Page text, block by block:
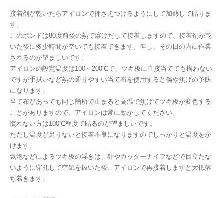
接着剤が乾いたらアイロンで押さえつけるようにして加熱して貼りま
す。
このボンドは80度前後の熱で溶けだして接着しますので、接着剤が乾
いた後に多少時間が空いても接着できます。但し、その日の内に作業
されるのが望ましいです。
アイロンの設定温度は100～200℃で、ツキ板に直接当てても構わない
ですが手拭いなど熱の通りやすい当て布を使用すると傷や焦げの予防
になります。
当て布があっても同じ箇所で止まると高温で焦げてツキ板が変色する
ことがありますので、アイロンは常に動かしてください。
慣れない方は100℃程度で貼るのが望ましいです。
ただし温度が足りないと接着不良になりますのでしっかりと温度をか
けます。
気泡などによるツキ板の浮きは、針やカッターナイフなどで目立たな
いように穿孔して空気を抜いた後、アイロンで再接着しますと大抵落
ち着きます。